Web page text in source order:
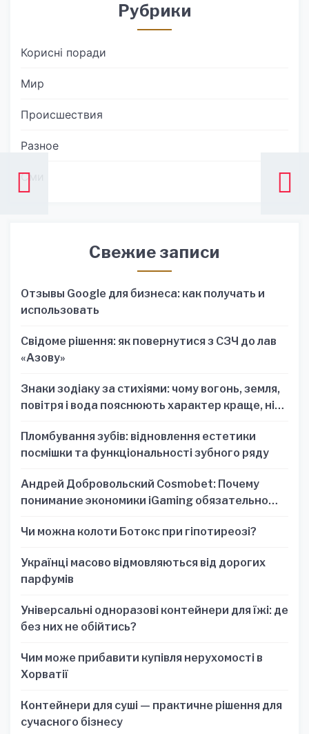
Рубрики
Корисні поради
Мир
Происшествия
Разное
Сми
Свежие записи
Отзывы Google для бизнеса: как получать и
использовать
Свідоме рішення: як повернутися з СЗЧ до лав
«Азову»
Знаки зодіаку за стихіями: чому вогонь, земля,
повітря і вода пояснюють характер краще, ніж
Пломбування зубів: відновлення естетики
посмішки та функціональності зубного ряду
Андрей Добровольский Cosmobet: Почему
понимание экономики iGaming обязательно
Чи можна колоти Ботокс при гіпотиреозі?
Українці масово відмовляються від дорогих
парфумів
Універсальні одноразові контейнери для їжі: де
без них не обійтись?
Чим може прибавити купівля нерухомості в
Хорватії
Контейнери для суші — практичне рішення для
сучасного бізнесу